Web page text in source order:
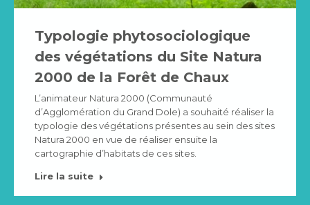
Typologie phytosociologique
des végétations du Site Natura
2000 de la Forêt de Chaux
L’animateur Natura 2000 (Communauté
d’Agglomération du Grand Dole) a souhaité réaliser la
typologie des végétations présentes au sein des sites
Natura 2000 en vue de réaliser ensuite la
cartographie d’habitats de ces sites.
Lire la suite